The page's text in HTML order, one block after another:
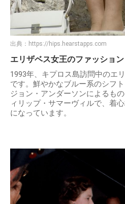
出典： https://hips.hearstapps.com
エリザベス女王のファッショ
1993年、キプロス島訪問中のエ
です。鮮やかなブルー系のシフ
ジョン・アンダーソンによるも
ィリップ・サマーヴィルで、着
になっています。